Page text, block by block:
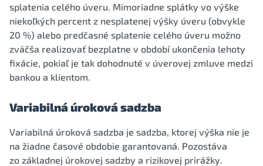
splatenia celého úveru. Mimoriadne splátky vo výške
niekoľkých percent z nesplatenej výšky úveru (obvykle
20 %) alebo predčasné splatenie celého úveru možno
zväčša realizovať bezplatne v období ukončenia lehoty
fixácie, pokiaľ je tak dohodnuté v úverovej zmluve medzi
bankou a klientom.
Variabilná úroková sadzba
Variabilná úroková sadzba je sadzba, ktorej výška nie je
na žiadne časové obdobie garantovaná. Pozostáva
zo základnej úrokovej sadzby a rizikovej prirážky.